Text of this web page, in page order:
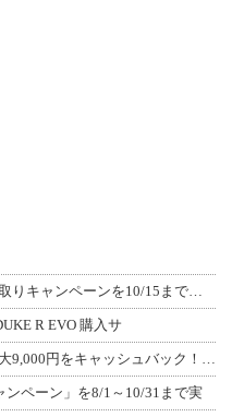
R EVO 購入サ
ンペーン」を8/1～10/31まで実